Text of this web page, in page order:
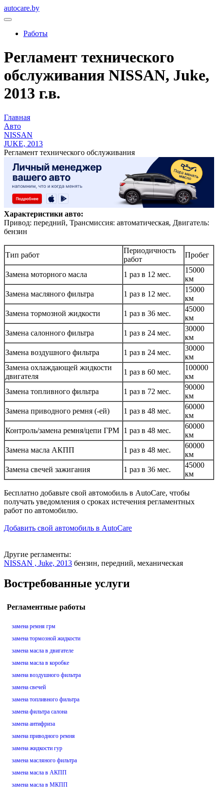
autocare.by
Работы
Регламент технического
обслуживания NISSAN, Juke,
2013 г.в.
Главная
Авто
NISSAN
JUKE, 2013
Регламент технического обслуживания
Характеристики авто:
Привод: передний, Трансмиссия: автоматическая, Двигатель:
бензин
Тип работ
Периодичность
работ
Пробег
Замена моторного масла 1 раз в 12 мес.
15000
км
Замена масляного фильтра
1 раз в 12 мес.
15000
км
Замена тормозной жидкости
1 раз в 36 мес.
45000
км
Замена салонного фильтра
1 раз в 24 мес.
30000
км
Замена воздушного фильтра
1 раз в 24 мес.
30000
км
Замена охлаждающей жидкости
двигателя
1 раз в 60 мес.
100000
км
Замена топливного фильтра
1 раз в 72 мес.
90000
км
Замена приводного ремня (-ей)
1 раз в 48 мес.
60000
км
Контроль/замена ремня/цепи ГРМ 1 раз в 48 мес.
60000
км
Замена масла АКПП
1 раз в 48 мес.
60000
км
Замена свечей зажигания
1 раз в 36 мес.
45000
км
Бесплатно добавьте свой автомобиль в AutoCare, чтобы
получать уведомления о сроках истечения регламентных
работ по автомобилю.
Добавить свой автомобиль в AutoCare
Другие регламенты:
NISSAN , Juke, 2013 бензин, передний, механическая
Востребованные услуги
Регламентные работы
замена ремня грм
замена тормозной жидкости
замена масла в двигателе
замена масла в коробке
замена воздушного фильтра
замена свечей
замена топливного фильтра
замена фильтра салона
замена антифриза
замена приводного ремня
замена жидкости гур
замена масляного фильтра
замена масла в АКПП
замена масла в МКПП